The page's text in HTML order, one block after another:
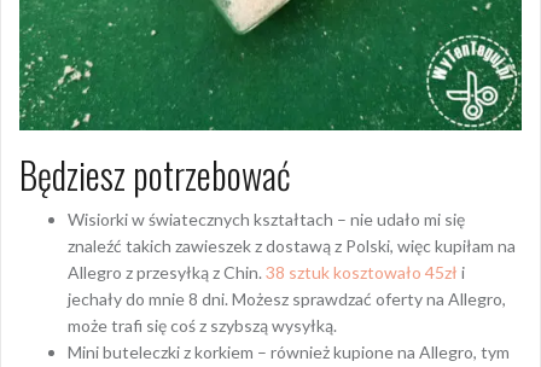
Będziesz potrzebować
Wisiorki w światecznych kształtach – nie udało mi się
znaleźć takich zawieszek z dostawą z Polski, więc kupiłam na
Allegro z przesyłką z Chin. 38 sztuk kosztowało 45zł i
jechały do mnie 8 dni. Możesz sprawdzać oferty na Allegro,
może trafi się coś z szybszą wysyłką.
Mini buteleczki z korkiem – również kupione na Allegro, tym